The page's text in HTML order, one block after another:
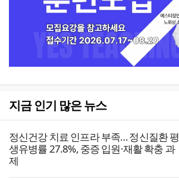
지금 인기 많은 뉴스
정신건강 치료 인프라 부족… 정신질환 평
생유병률 27.8%, 중증 입원·재활 확충 과
제